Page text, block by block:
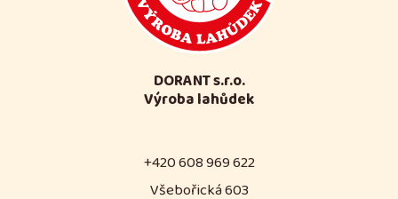
DORANT s.r.o.
Výroba lahůdek
+420 608 969 622
Všebořická 603